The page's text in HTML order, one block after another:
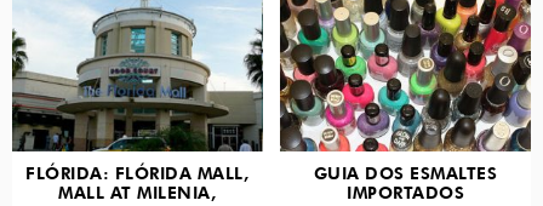
FLÓRIDA: FLÓRIDA MALL,
MALL AT MILENIA,
GUIA DOS ESMALTES
IMPORTADOS